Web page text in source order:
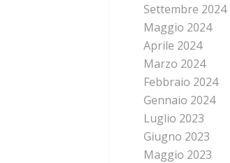
Settembre 2024
Maggio 2024
Aprile 2024
Marzo 2024
Febbraio 2024
Gennaio 2024
Luglio 2023
Giugno 2023
Maggio 2023